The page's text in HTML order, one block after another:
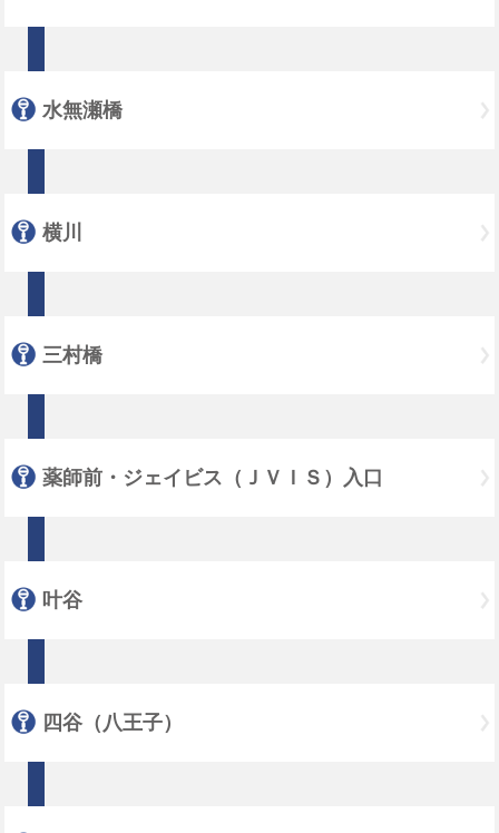
水無瀬橋
横川
三村橋
薬師前・ジェイビス（ＪＶＩＳ）入口
叶谷
四谷（八王子）